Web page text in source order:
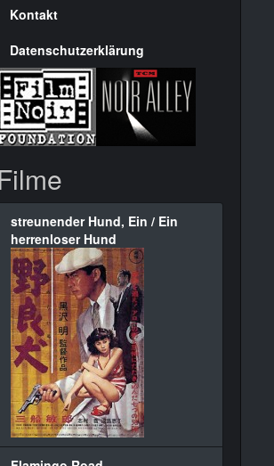
Kontakt
Datenschutzerklärung
streunender Hund, Ein / Ein
herrenloser Hund